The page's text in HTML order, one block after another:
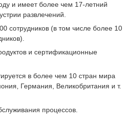
и имеет более чем 17-летний
развлечений.
сотрудников (в том числе более 10
и сертификационные
в более чем 10 стран мира
Германия, Великобритания и т.
процессов.